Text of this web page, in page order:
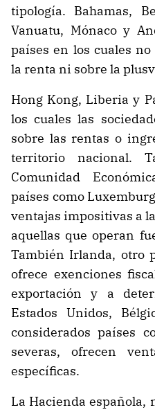
tipología. Bahamas,
Vanuatu, Mónaco y
países en los cuales
la renta ni sobre la
Hong Kong, Liberia y
los cuales las
sobre las rentas o
territorio nacional.
Comunidad
países como
ventajas impositivas a
aquellas que operan
También Irlanda, otro
ofrece exenciones
exportación y a
Estados Unidos,
considerados países
severas, ofrecen
específicas.
La Hacienda española,